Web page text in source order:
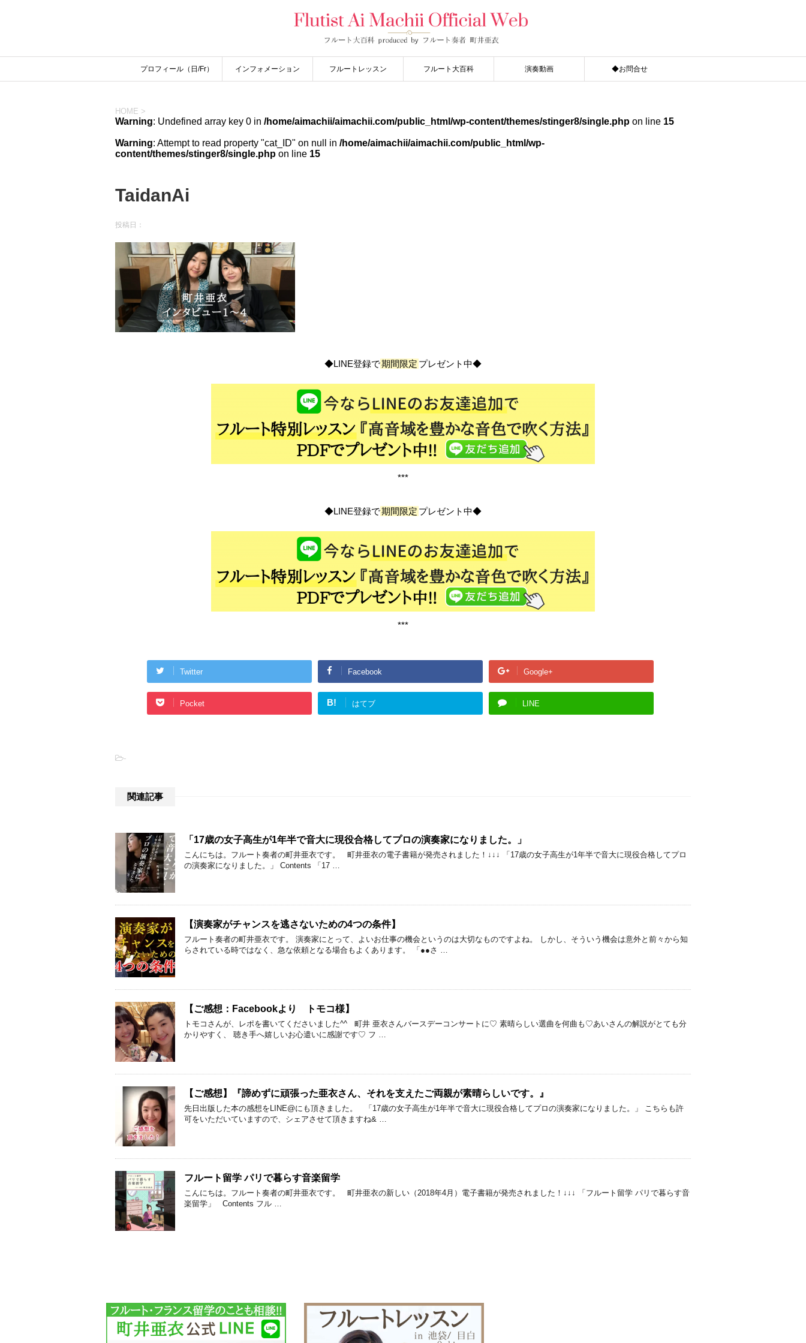
プロフィール（日/Fr） インフォメーション フルートレッスン フルート大百科 演奏動画 ◆お問合せ
HOME >
Warning: Undefined array key 0 in /home/aimachii/aimachii.com/public_html/wp-content/themes/stinger8/single.php on line 15
Warning: Attempt to read property "cat_ID" on null in /home/aimachii/aimachii.com/public_html/wp-
content/themes/stinger8/single.php on line 15
TaidanAi
投稿日：
◆LINE登録で期間限定 プレゼント中◆
***
◆LINE登録で期間限定 プレゼント中◆
***
Twitter Facebook Google+
Pocket B! はてブ LINE
-
関連記事
「17歳の女子高生が1年半で音大に現役合格してプロの演奏家になりました。」
こんにちは。フルート奏者の町井亜衣です。 町井亜衣の電子書籍が発売されました！↓↓↓ 「17歳の女子高生が1年半で音大に現役合格してプロ
の演奏家になりました。」 Contents 「17 …
【演奏家がチャンスを逃さないための4つの条件】
フルート奏者の町井亜衣です。 演奏家にとって、よいお仕事の機会というのは大切なものですよね。 しかし、そういう機会は意外と前々から知
らされている時ではなく、急な依頼となる場合もよくあります。 「●●さ …
【ご感想：Facebookより トモコ様】
トモコさんが、レポを書いてくださいました^^ 町井 亜衣さんバースデーコンサートに♡ 素晴らしい選曲を何曲も♡あいさんの解説がとても分
かりやすく、 聴き手へ嬉しいお心遣いに感謝です♡ フ …
【ご感想】『諦めずに頑張った亜衣さん、それを支えたご両親が素晴らしいです。』
先日出版した本の感想をLINE@にも頂きました。 「17歳の女子高生が1年半で音大に現役合格してプロの演奏家になりました。」 こちらも許
可をいただいていますので、シェアさせて頂きますね& …
フルート留学 パリで暮らす音楽留学
こんにちは。フルート奏者の町井亜衣です。 町井亜衣の新しい（2018年4月）電子書籍が発売されました！↓↓↓ 「フルート留学 パリで暮らす音
楽留学」 Contents フル …